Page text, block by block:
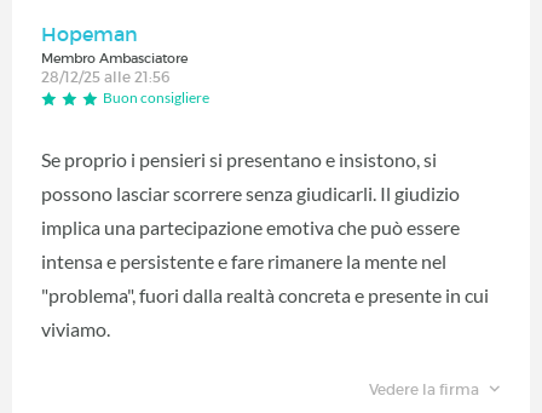
Hopeman
Membro Ambasciatore
28/12/25 alle 21:56
Buon consigliere
Se proprio i pensieri si presentano e insistono, si
possono lasciar scorrere senza giudicarli. Il giudizio
implica una partecipazione emotiva che può essere
intensa e persistente e fare rimanere la mente nel
"problema", fuori dalla realtà concreta e presente in cui
viviamo.
Vedere la firma